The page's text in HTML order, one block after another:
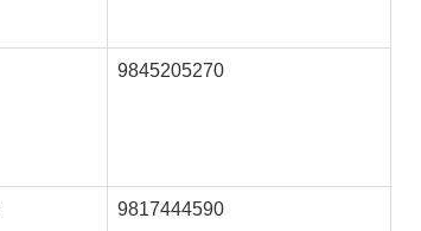
9845205270
9817444590